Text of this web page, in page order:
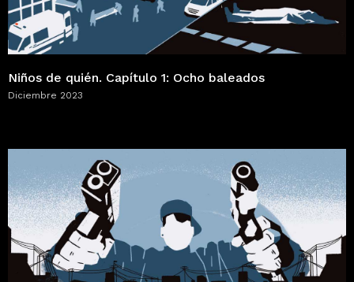
Niños de quién. Capítulo 1: Ocho baleados
Diciembre 2023